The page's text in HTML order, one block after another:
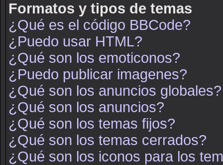
Formatos y tipos de temas
¿Qué es el código BBCode?
¿Puedo usar HTML?
¿Qué son los emoticonos?
¿Puedo publicar imagenes?
¿Qué son los anuncios globales?
¿Qué son los anuncios?
¿Qué son los temas fijos?
¿Qué son los temas cerrados?
¿Qué son los iconos para los